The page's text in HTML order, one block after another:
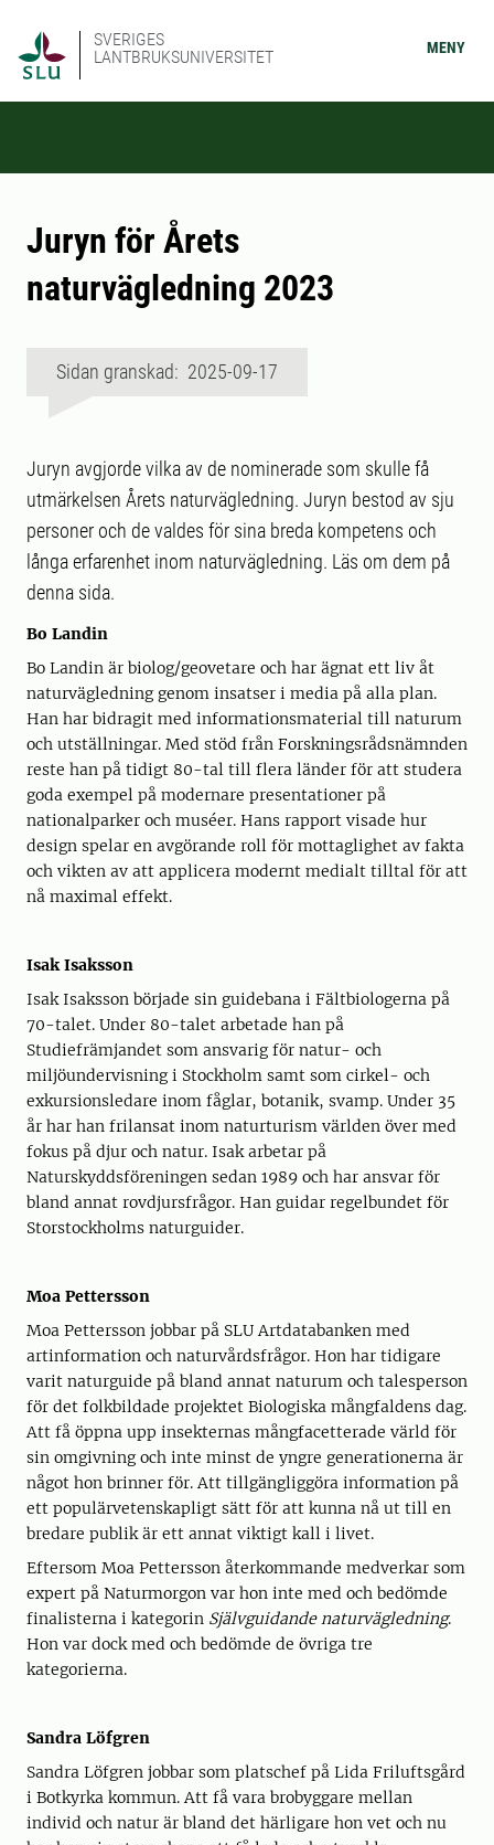
SVERIGES
LANTBRUKSUNIVERSITET
MENY
Juryn för Årets
naturvägledning 2023
Sidan granskad: 2025-09-17
Juryn avgjorde vilka av de nominerade som skulle få
utmärkelsen Årets naturvägledning. Juryn bestod av sju
personer och de valdes för sina breda kompetens och
långa erfarenhet inom naturvägledning. Läs om dem på
denna sida.
Bo Landin
Bo Landin är biolog/geovetare och har ägnat ett liv åt
naturvägledning genom insatser i media på alla plan.
Han har bidragit med informationsmaterial till naturum
och utställningar. Med stöd från Forskningsrådsnämnden
reste han på tidigt 80-tal till flera länder för att studera
goda exempel på modernare presentationer på
nationalparker och muséer. Hans rapport visade hur
design spelar en avgörande roll för mottaglighet av fakta
och vikten av att applicera modernt medialt tilltal för att
nå maximal effekt.
Isak Isaksson
Isak Isaksson började sin guidebana i Fältbiologerna på
70-talet. Under 80-talet arbetade han på
Studiefrämjandet som ansvarig för natur- och
miljöundervisning i Stockholm samt som cirkel- och
exkursionsledare inom fåglar, botanik, svamp. Under 35
år har han frilansat inom naturturism världen över med
fokus på djur och natur. Isak arbetar på
Naturskyddsföreningen sedan 1989 och har ansvar för
bland annat rovdjursfrågor. Han guidar regelbundet för
Storstockholms naturguider.
Moa Pettersson
Moa Pettersson jobbar på SLU Artdatabanken med
artinformation och naturvårdsfrågor. Hon har tidigare
varit naturguide på bland annat naturum och talesperson
för det folkbildade projektet Biologiska mångfaldens dag.
Att få öppna upp insekternas mångfacetterade värld för
sin omgivning och inte minst de yngre generationerna är
något hon brinner för. Att tillgängliggöra information på
ett populärvetenskapligt sätt för att kunna nå ut till en
bredare publik är ett annat viktigt kall i livet.
Eftersom Moa Pettersson återkommande medverkar som
expert på Naturmorgon var hon inte med och bedömde
finalisterna i kategorin Självguidande naturvägledning.
Hon var dock med och bedömde de övriga tre
kategorierna.
Sandra Löfgren
Sandra Löfgren jobbar som platschef på Lida Friluftsgård
i Botkyrka kommun. Att få vara brobyggare mellan
individ och natur är bland det härligare hon vet och nu